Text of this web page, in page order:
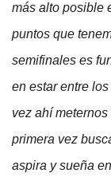
más alto posible
puntos que
semifinales es
en estar entre
vez ahí
primera vez
aspira y sueña